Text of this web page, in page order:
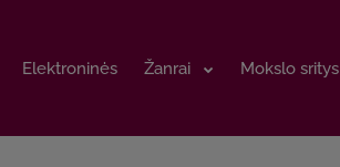
Elektroninės Žanrai Mokslo sritys
Elektroninės Žanrai Mokslo sritys